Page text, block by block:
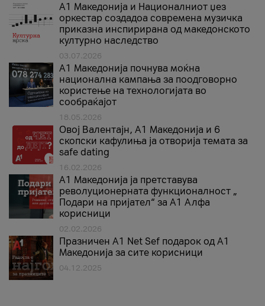
А1 Македонија и Националниот џез
оркестар создадоа современа музичка
приказна инспирирана од македонското
културно наследство
03.07.2026
A1 Македонија почнува моќна
национална кампања за поодговорно
користење на технологијата во
сообраќајот
18.05.2026
Овој Валентајн, A1 Македонија и 6
скопски кафулиња ја отворија темата за
safe dating
16.02.2026
А1 Македонија ја претставува
револуционерната функционалност „
Подари на пријател“ за А1 Алфа
корисници
02.02.2026
Празничен A1 Net Sеf подарок од А1
Македонија за сите корисници
04.12.2025